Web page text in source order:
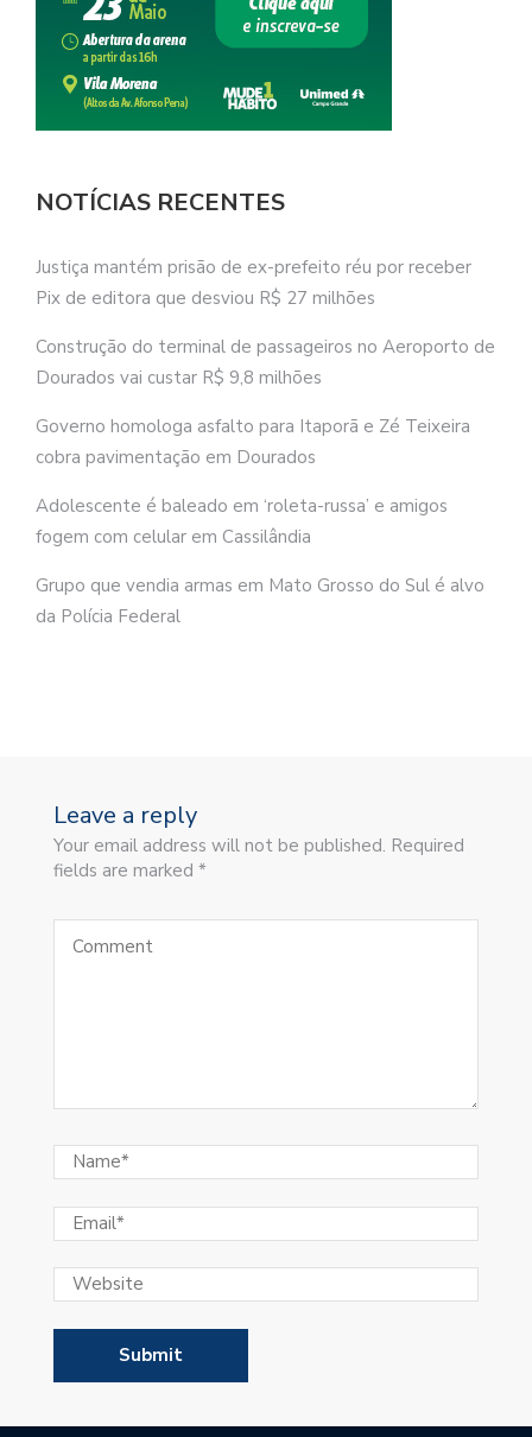
NOTÍCIAS RECENTES
Justiça mantém prisão de ex-prefeito réu por receber
Pix de editora que desviou R$ 27 milhões
Construção do terminal de passageiros no Aeroporto de
Dourados vai custar R$ 9,8 milhões
Governo homologa asfalto para Itaporã e Zé Teixeira
cobra pavimentação em Dourados
Adolescente é baleado em ‘roleta-russa’ e amigos
fogem com celular em Cassilândia
Grupo que vendia armas em Mato Grosso do Sul é alvo
da Polícia Federal
Leave a reply
Your email address will not be published. Required
fields are marked *